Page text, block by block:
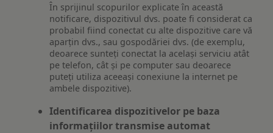
În sprijinul scopurilor explicate în această
notificare, dispozitivul dvs. poate fi considerat ca
probabil fiind conectat cu alte dispozitive care vă
aparțin dvs., sau gospodăriei dvs. (de exemplu,
deoarece sunteți conectat la același serviciu atât
pe telefon, cât și pe computer sau deoarece
puteți utiliza aceeași conexiune la internet pe
ambele dispozitive).
Identificarea dispozitivelor pe baza
informațiilor transmise automat